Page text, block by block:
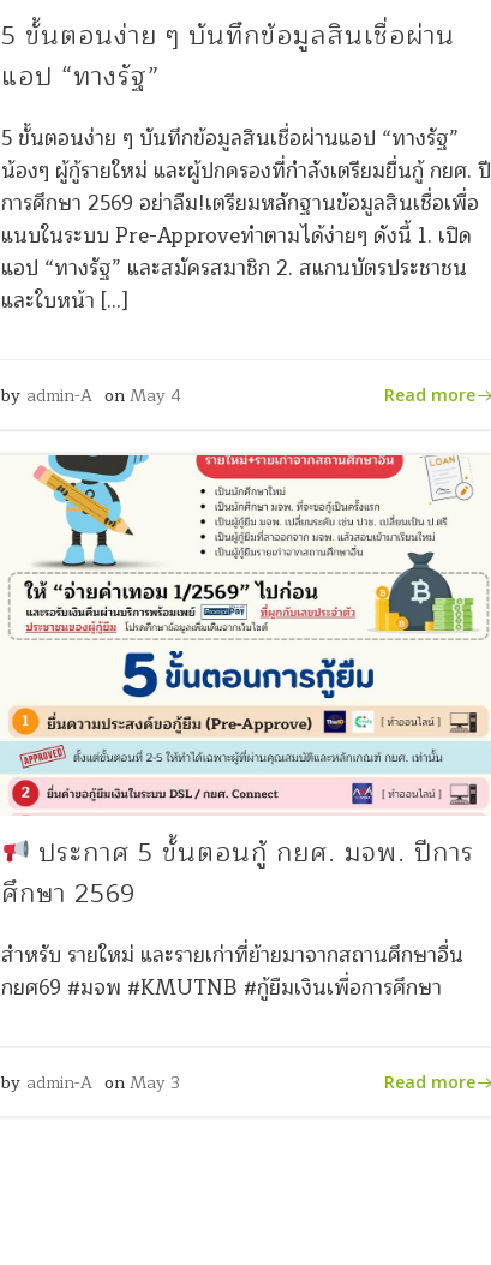
5 ขั้นตอนง่าย ๆ บันทึกข้อมูลสินเชื่อผ่าน
แอป “ทางรัฐ”
5 ขั้นตอนง่าย ๆ บันทึกข้อมูลสินเชื่อผ่านแอป “ทางรัฐ”
น้องๆ ผู้กู้รายใหม่ และผู้ปกครองที่กำลังเตรียมยื่นกู้ กยศ. ปี
การศึกษา 2569 อย่าลืม!เตรียมหลักฐานข้อมูลสินเชื่อเพื่อ
แนบในระบบ Pre-Approveทำตามได้ง่ายๆ ดังนี้ 1. เปิด
แอป “ทางรัฐ” และสมัครสมาชิก 2. สแกนบัตรประชาชน
และใบหน้า […]
by admin-A onMay 4 Read more
ประกาศ 5 ขั้นตอนกู้ กยศ. มจพ. ปีการ
ศึกษา 2569
สำหรับ รายใหม่ และรายเก่าที่ย้ายมาจากสถานศึกษาอื่น
กยศ69 #มจพ #KMUTNB #กู้ยืมเงินเพื่อการศึกษา
by admin-A onMay 3 Read more